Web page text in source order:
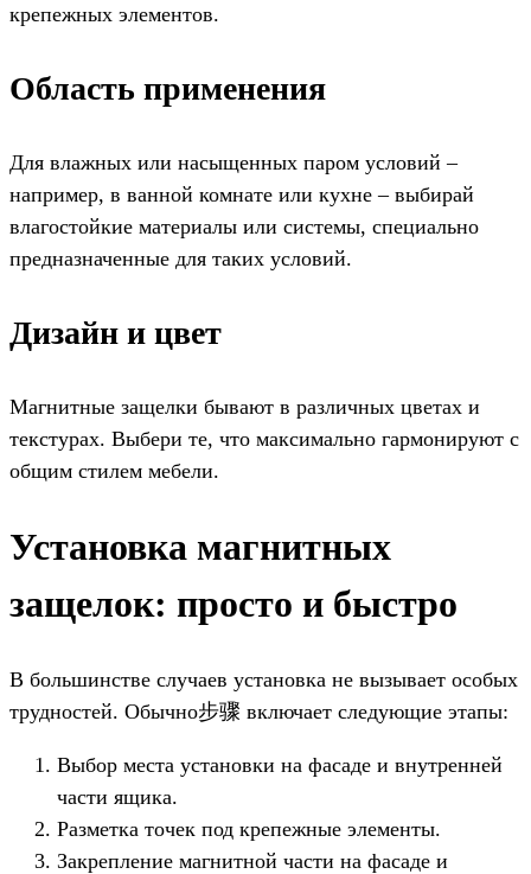
крепежных элементов.
Область применения
Для влажных или насыщенных паром условий –
например, в ванной комнате или кухне – выбирай
влагостойкие материалы или системы, специально
предназначенные для таких условий.
Дизайн и цвет
Магнитные защелки бывают в различных цветах и
текстурах. Выбери те, что максимально гармонируют с
общим стилем мебели.
Установка магнитных
защелок: просто и быстро
В большинстве случаев установка не вызывает особых
трудностей. Обычно步骤 включает следующие этапы:
Выбор места установки на фасаде и внутренней
части ящика.
Разметка точек под крепежные элементы.
Закрепление магнитной части на фасаде и